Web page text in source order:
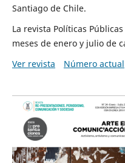
Santiago de Chile.
La revista Políticas
meses de enero y julio de
Ver revista
Número actual